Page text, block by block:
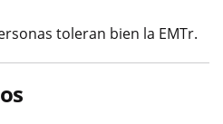
toleran bien la EMTr.